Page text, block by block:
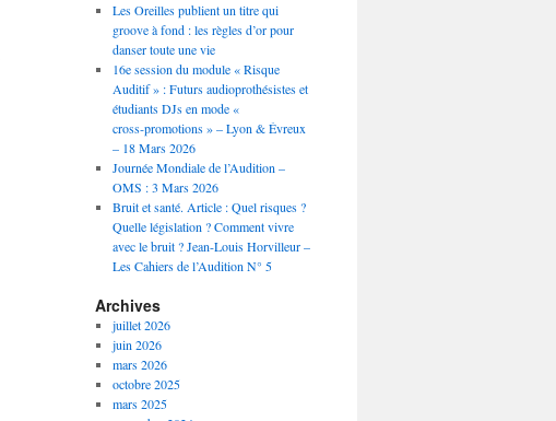
Les Oreilles publient un titre qui
groove à fond : les règles d’or pour
danser toute une vie
16e session du module « Risque
Auditif » : Futurs audioprothésistes et
étudiants DJs en mode «
cross‑promotions » – Lyon & Évreux
– 18 Mars 2026
Journée Mondiale de l’Audition –
OMS : 3 Mars 2026
Bruit et santé. Article : Quel risques ?
Quelle législation ? Comment vivre
avec le bruit ? Jean-Louis Horvilleur –
Les Cahiers de l’Audition N° 5
Archives
juillet 2026
juin 2026
mars 2026
octobre 2025
mars 2025